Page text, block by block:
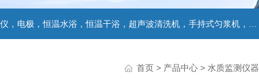
，恒温水浴，恒温干浴，超声波清洗机，手持式匀浆机，匀浆分散机,
首页 > 产品中心 > 水质监测仪器